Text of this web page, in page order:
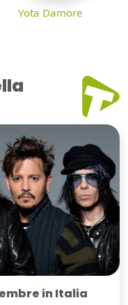
Yota Damore
in Italia